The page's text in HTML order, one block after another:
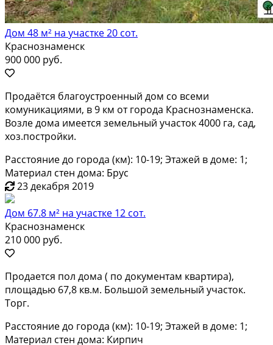
Дом 48 м² на участке 20 сот.
Краснознаменск
900 000 руб.
Продаётся благоустроенный дом со всеми
комуникациями, в 9 км от города Краснознаменска.
Возле дома имеется земельный участок 4000 га, сад,
хоз.постройки.
Расстояние до города (км): 10-19; Этажей в доме: 1;
Материал стен дома: Брус
23 декабря 2019
Дом 67.8 м² на участке 12 сот.
Краснознаменск
210 000 руб.
Продается пол дома ( по документам квартира),
площадью 67,8 кв.м. Большой земельный участок.
Торг.
Расстояние до города (км): 10-19; Этажей в доме: 1;
Материал стен дома: Кирпич